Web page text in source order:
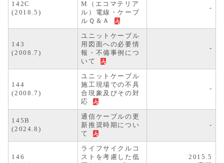
142C
(2018.5)
M（エコマテリア
ル）電線・ケーブ
ルＱ＆Ａ
-
143
(2008.7)
ユニットケーブル
用図面への必要情
報・不備事例につ
いて
-
144
(2008.7)
ユニットケーブル
施工現場での不具
合現象及びその対
応
-
145B
(2024.8)
通信ケーブルの更
新推奨時期につい
て
-
146
ライフサイクルコ
ストを考慮した低
2015.5